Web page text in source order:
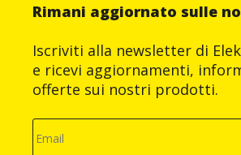
Rimani aggiornato sulle
Iscriviti alla newsletter di
e ricevi aggiornamenti,
offerte sui nostri prodotti.